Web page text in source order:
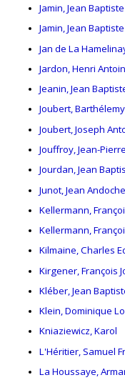
Jamin, Jean Baptiste
Jamin, Jean
Jan de La
Jardon, Henri
Jeanin, Jean
Joubert,
Joubert, Joseph
Jouffroy, Jean-
Jourdan, Jean
Junot, Jean Andoche
Kellermann,
Kellermann,
Kilmaine, Charles
Kirgener, François
Kléber, Jean
Klein, Dominique
Kniaziewicz, Karol
L'Héritier, Samuel
La Houssaye,